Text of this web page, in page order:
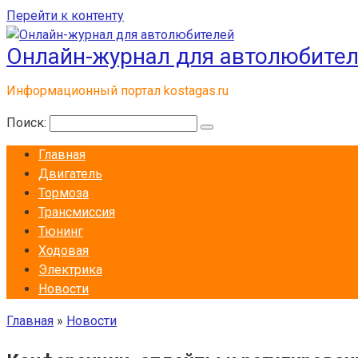
Перейти к контенту
Онлайн-журнал для
Информационный портал kostagas.ru
Поиск:
Главная
Двигатель
Тормоза
Трансмиссия
Тюнинг
Ходовая
Электрика
Новости
Главная » Новости